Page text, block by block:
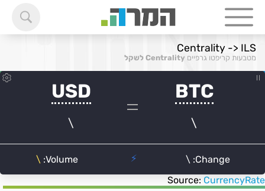
Centrality -> ILS
מטבעות קריפטו גרפיים Centrality לשקל
Source: CurrencyRate